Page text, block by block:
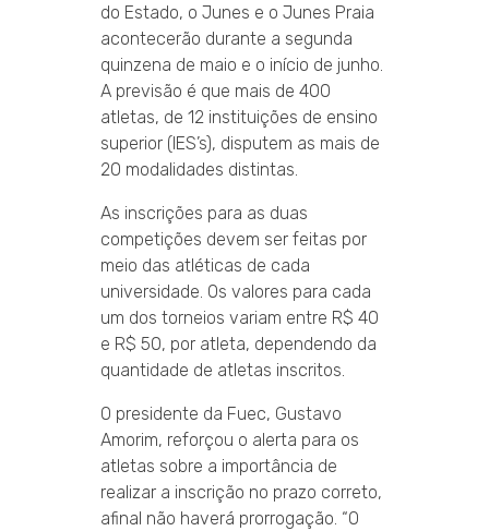
do Estado, o Junes e o Junes Praia
acontecerão durante a segunda
quinzena de maio e o início de junho.
A previsão é que mais de 400
atletas, de 12 instituições de ensino
superior (IES’s), disputem as mais de
20 modalidades distintas.
As inscrições para as duas
competições devem ser feitas por
meio das atléticas de cada
universidade. Os valores para cada
um dos torneios variam entre R$ 40
e R$ 50, por atleta, dependendo da
quantidade de atletas inscritos.
O presidente da Fuec, Gustavo
Amorim, reforçou o alerta para os
atletas sobre a importância de
realizar a inscrição no prazo correto,
afinal não haverá prorrogação. “O